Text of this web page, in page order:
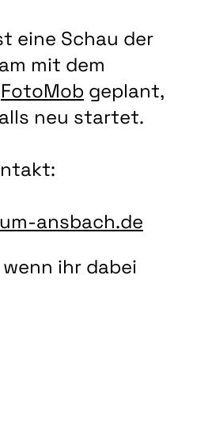
eine Schau der
mit dem
FotoMob geplant,
neu startet.
ansbach.de
ihr dabei